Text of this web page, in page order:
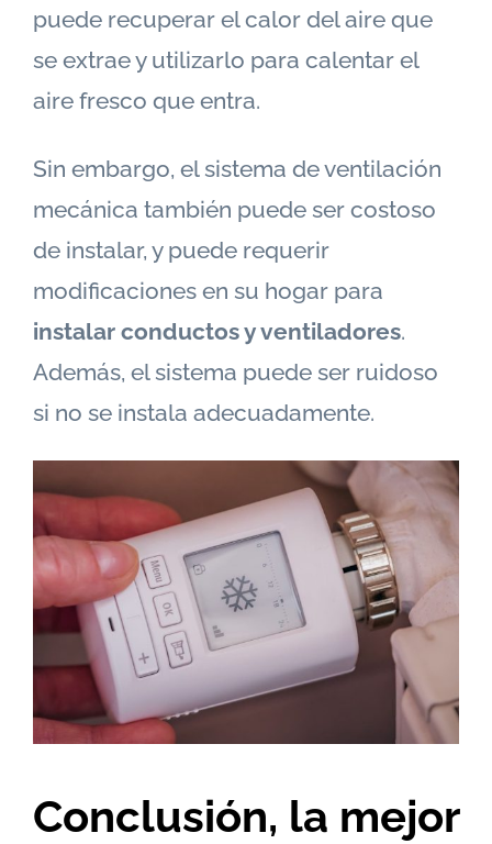
puede recuperar el calor del aire que
se extrae y utilizarlo para calentar el
aire fresco que entra.
Sin embargo, el sistema de ventilación
mecánica también puede ser costoso
de instalar, y puede requerir
modificaciones en su hogar para
instalar conductos y ventiladores.
Además, el sistema puede ser ruidoso
si no se instala adecuadamente.
Conclusión, la mejor